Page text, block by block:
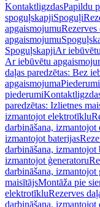
KontaktligzdasPapildu
spoguļskapjiSpoguļi
apgaismojumuRezerves
apgaismojumu
SpoguļskapjiAr
Ar iebūvētu
daļas paredzētas: Bez
apgaismojumaPiederumi
piederumi
paredzētas: Izlietnes
izmantojot elektrotīklu
darbināšana,
izmantojot baterijas
darbināšana, izmantojot
izmantojot ģeneratoru
darbināšana, izmantojot
maisītājsMontāža pie
elektrotīkluRezerves
darbināšana,